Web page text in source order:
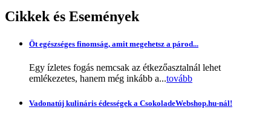
Cikkek és Események
Öt egészséges finomság, amit megehetsz a párod...
Egy ízletes fogás nemcsak az étkezőasztalnál lehet
emlékezetes, hanem még inkább a...tovább
Vadonatúj kulináris édességek a CsokoladeWebshop.hu-nál!